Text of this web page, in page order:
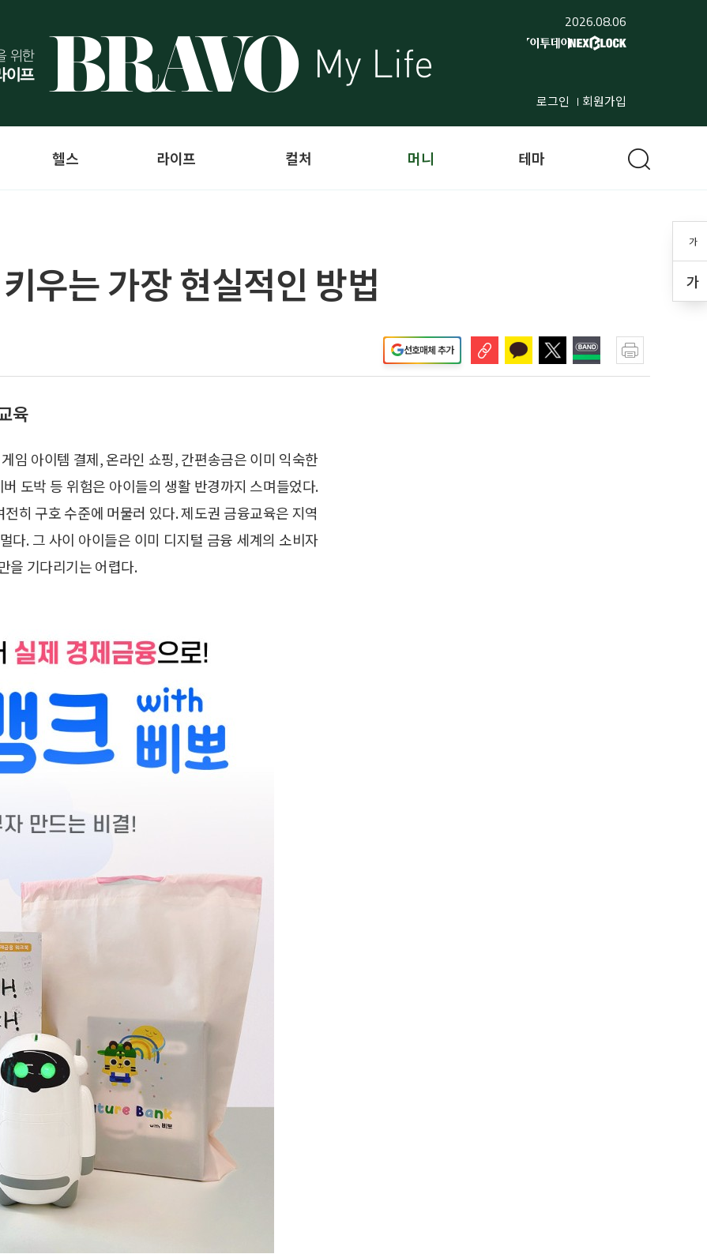
2026.08.06
로그인 회원가입
가
가
헬스 라이프 컬처 머니 테마
우는 가장 현실적인 방법
선호매체 추가
육
임 아이템 결제, 온라인 쇼핑, 간편송금은 이미 익숙한
도박 등 위험은 아이들의 생활 반경까지 스며들었다.
히 구호 수준에 머물러 있다. 제도권 금융교육은 지역
다. 그 사이 아이들은 이미 디지털 금융 세계의 소비자
을 기다리기는 어렵다.